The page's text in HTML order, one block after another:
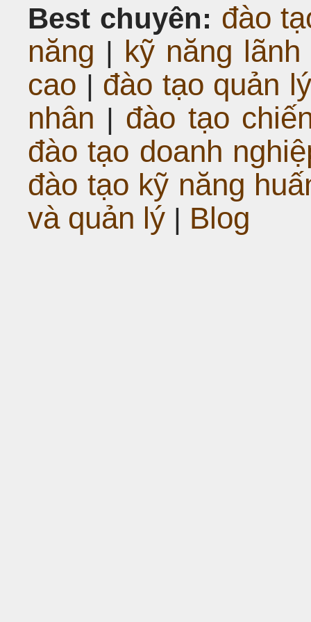
Best chuyên: đào
năng | kỹ năng lãnh
cao | đào tạo quản lý
nhân | đào tạo
đào tạo doanh
đào tạo kỹ năng
và quản lý | Blog